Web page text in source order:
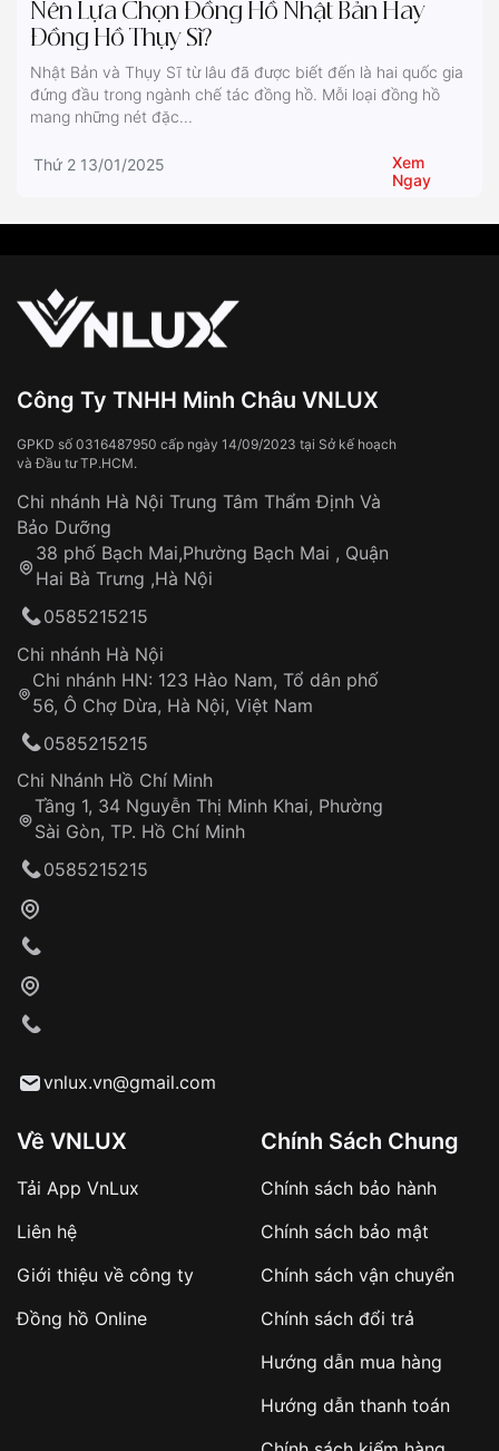
Nên Lựa Chọn Đồng Hồ Nhật Bản Hay
Đồng Hồ Thụy Sĩ?
Nhật Bản và Thụy Sĩ từ lâu đã được biết đến là hai quốc gia
đứng đầu trong ngành chế tác đồng hồ. Mỗi loại đồng hồ
mang những nét đặc...
Thứ 2 13/01/2025
Xem
Ngay
Công Ty TNHH Minh Châu VNLUX
GPKD số 0316487950 cấp ngày 14/09/2023 tại Sở kế hoạch
và Đầu tư TP.HCM.
Chi nhánh Hà Nội Trung Tâm Thẩm Định Và
Bảo Dưỡng
38 phố Bạch Mai,Phường Bạch Mai , Quận
Hai Bà Trưng ,Hà Nội
0585215215
Chi nhánh Hà Nội
Chi nhánh HN: 123 Hào Nam, Tổ dân phố
56, Ô Chợ Dừa, Hà Nội, Việt Nam
0585215215
Chi Nhánh Hồ Chí Minh
Tầng 1, 34 Nguyễn Thị Minh Khai, Phường
Sài Gòn, TP. Hồ Chí Minh
0585215215
vnlux.vn@gmail.com
Về VNLUX
Tải App VnLux
Liên hệ
Giới thiệu về công ty
Đồng hồ Online
Chính Sách Chung
Chính sách bảo hành
Chính sách bảo mật
Chính sách vận chuyển
Chính sách đổi trả
Hướng dẫn mua hàng
Hướng dẫn thanh toán